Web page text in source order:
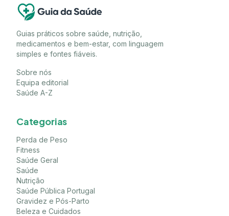
Guias práticos sobre saúde, nutrição,
medicamentos e bem-estar, com linguagem
simples e fontes fiáveis.
Sobre nós
Equipa editorial
Saúde A-Z
Categorias
Perda de Peso
Fitness
Saúde Geral
Saúde
Nutrição
Saúde Pública Portugal
Gravidez e Pós-Parto
Beleza e Cuidados